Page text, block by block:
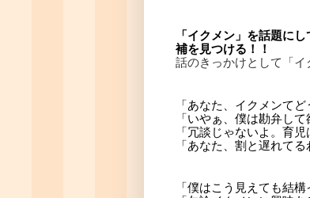
「イクメン」を話題に
補を見つける！！
話のきっかけとして「イ
「あなた、イクメンて
「いやぁ、僕は勘弁し
「冗談じゃないよ。育
「あなた、割と遅れて
「僕はこう見えても結